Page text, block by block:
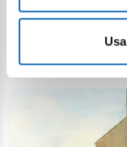
Articolo